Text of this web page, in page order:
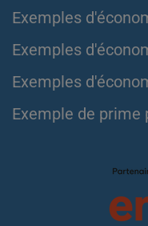
Exemples
Exemples
Exemples
Exemple de prime